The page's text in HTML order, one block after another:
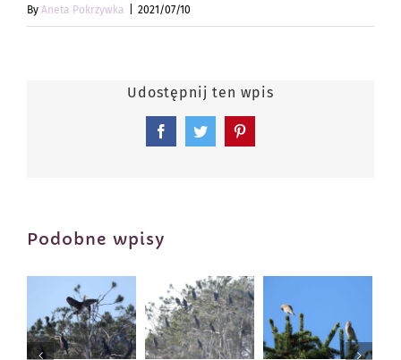
By Aneta Pokrzywka 2021/07/10
Udostępnij ten wpis
FacebookTwitterPinterest
Podobne wpisy